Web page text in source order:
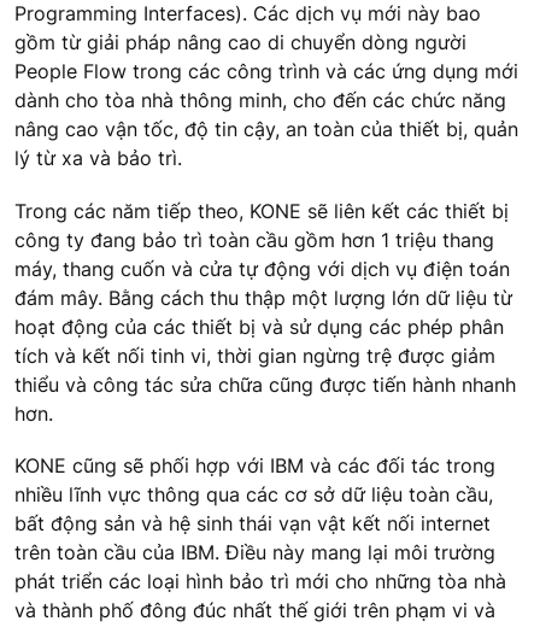
Programming Interfaces). Các dịch vụ mới này bao
gồm từ giải pháp nâng cao di chuyển dòng người
People Flow trong các công trình và các ứng dụng mới
dành cho tòa nhà thông minh, cho đến các chức năng
nâng cao vận tốc, độ tin cậy, an toàn của thiết bị, quản
lý từ xa và bảo trì.
Trong các năm tiếp theo, KONE sẽ liên kết các thiết bị
công ty đang bảo trì toàn cầu gồm hơn 1 triệu thang
máy, thang cuốn và cửa tự động với dịch vụ điện toán
đám mây. Bằng cách thu thập một lượng lớn dữ liệu từ
hoạt động của các thiết bị và sử dụng các phép phân
tích và kết nối tinh vi, thời gian ngừng trệ được giảm
thiểu và công tác sửa chữa cũng được tiến hành nhanh
hơn.
KONE cũng sẽ phối hợp với IBM và các đối tác trong
nhiều lĩnh vực thông qua các cơ sở dữ liệu toàn cầu,
bất động sản và hệ sinh thái vạn vật kết nối internet
trên toàn cầu của IBM. Điều này mang lại môi trường
phát triển các loại hình bảo trì mới cho những tòa nhà
và thành phố đông đúc nhất thế giới trên phạm vi và